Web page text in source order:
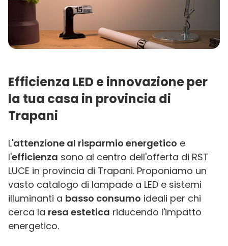
Efficienza LED e innovazione per
la tua casa in provincia di
Trapani
L'attenzione al risparmio energetico e
l'efficienza sono al centro dell'offerta di RST
LUCE in provincia di Trapani. Proponiamo un
vasto catalogo di lampade a LED e sistemi
illuminanti a basso consumo ideali per chi
cerca la resa estetica riducendo l'impatto
energetico.